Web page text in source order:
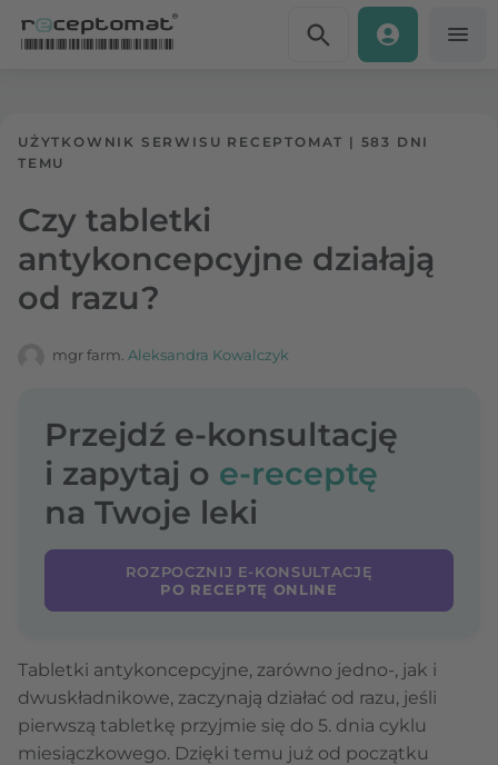
UŻYTKOWNIK SERWISU RECEPTOMAT | 583 DNI
TEMU
Czy tabletki
antykoncepcyjne działają
od razu?
mgr farm. Aleksandra Kowalczyk
Przejdź e-konsultację
i zapytaj o e-receptę
na Twoje leki
ROZPOCZNIJ E-KONSULTACJĘ
PO RECEPTĘ ONLINE
Tabletki antykoncepcyjne, zarówno jedno-, jak i
dwuskładnikowe, zaczynają działać od razu, jeśli
pierwszą tabletkę przyjmie się do 5. dnia cyklu
miesiączkowego. Dzięki temu już od początku